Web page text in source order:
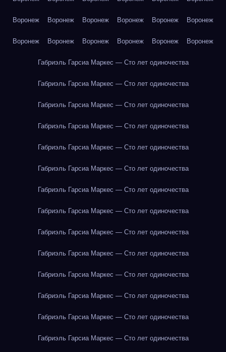
Воронеж Воронеж Воронеж Воронеж Воронеж Воронеж
Воронеж Воронеж Воронеж Воронеж Воронеж Воронеж
Габриэль Гарсиа Маркес — Сто лет одиночества
Габриэль Гарсиа Маркес — Сто лет одиночества
Габриэль Гарсиа Маркес — Сто лет одиночества
Габриэль Гарсиа Маркес — Сто лет одиночества
Габриэль Гарсиа Маркес — Сто лет одиночества
Габриэль Гарсиа Маркес — Сто лет одиночества
Габриэль Гарсиа Маркес — Сто лет одиночества
Габриэль Гарсиа Маркес — Сто лет одиночества
Габриэль Гарсиа Маркес — Сто лет одиночества
Габриэль Гарсиа Маркес — Сто лет одиночества
Габриэль Гарсиа Маркес — Сто лет одиночества
Габриэль Гарсиа Маркес — Сто лет одиночества
Габриэль Гарсиа Маркес — Сто лет одиночества
Габриэль Гарсиа Маркес — Сто лет одиночества